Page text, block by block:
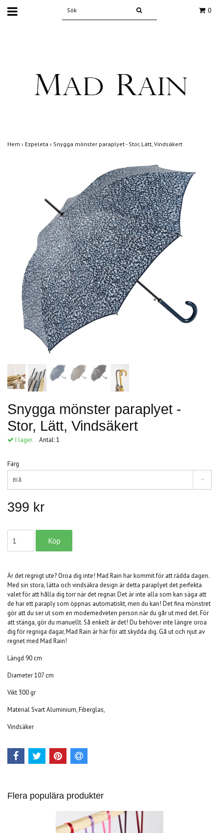
0
Hem › Ezpeleta › Snygga mönster paraplyet - Stor, Lätt, Vindsäkert
Snygga mönster paraplyet -
Stor, Lätt, Vindsäkert
I lager. Antal:1
Färg
Blå
399 kr
Är det regnigt ute? Oroa dig inte! Mad Rain har kommit för att rädda dagen.
Med sin stora, lätta och vindsäkra design är detta paraplyet det perfekta
valet för att hålla dig torr när det regnar. Det är inte alla som kan säga att
de har ett paraply som öppnas automatiskt, men du kan! Det fina mönstret
gör att du ser ut som en modemedveten person när du går ut med det. För
att stänga, gör du manuellt. Så enkelt är det! Du behöver inte längre oroa
dig för regniga dagar, Mad Rain är här för att skydda dig. Gå ut och njut av
regnet med Mad Rain!
Längd 90 cm
Diameter 107 cm
Vikt 300 gr
Material Svart Aluminium, Fiberglas,
Vindsäker
Flera populära produkter